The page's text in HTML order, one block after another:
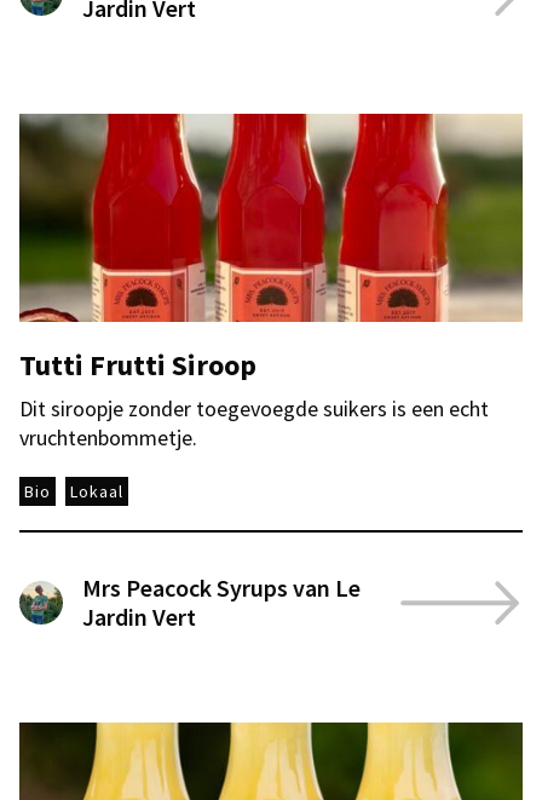
Jardin Vert
Tutti Frutti Siroop
Dit siroopje zonder toegevoegde suikers is een echt
vruchtenbommetje.
Bio Lokaal
Mrs Peacock Syrups van Le
Jardin Vert